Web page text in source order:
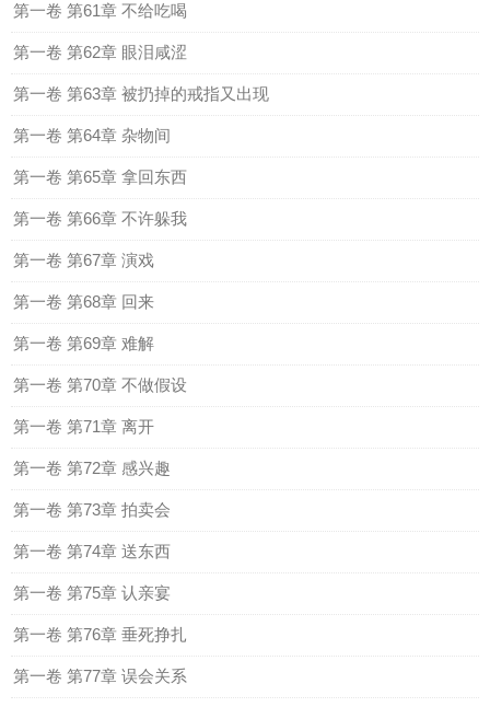
第一卷 第61章 不给吃喝
第一卷 第62章 眼泪咸涩
第一卷 第63章 被扔掉的戒指又出现
第一卷 第64章 杂物间
第一卷 第65章 拿回东西
第一卷 第66章 不许躲我
第一卷 第67章 演戏
第一卷 第68章 回来
第一卷 第69章 难解
第一卷 第70章 不做假设
第一卷 第71章 离开
第一卷 第72章 感兴趣
第一卷 第73章 拍卖会
第一卷 第74章 送东西
第一卷 第75章 认亲宴
第一卷 第76章 垂死挣扎
第一卷 第77章 误会关系